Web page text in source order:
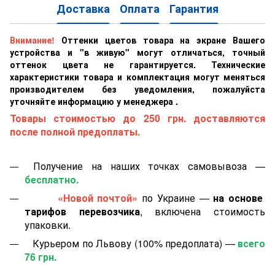
Доставка Оплата Гарантия
Внимание!
Оттенки цветов товара на экране Вашего
устройства и "в живую" могут отличаться, точный
оттенок цвета не гарантируется. Технические
характеристики товара и комплектация могут меняться
производителем без уведомления, пожалуйста
уточняйте информацию у менеджера .
Товары стоимостью до 250 грн. доставляются
после полной предоплаты.
Получение на наших точках самовывоза —
бесплатно.
«Новой почтой» по Украине — на основе
тарифов перевозчика, включена стоимость
упаковки.
Курьером по Львову (100% предоплата) — всего
76 грн.